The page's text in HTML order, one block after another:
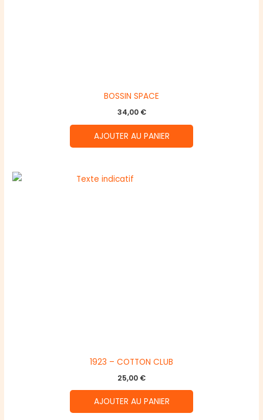
BOSSIN SPACE
34,00 €
AJOUTER AU PANIER
1923 – COTTON CLUB
25,00 €
AJOUTER AU PANIER